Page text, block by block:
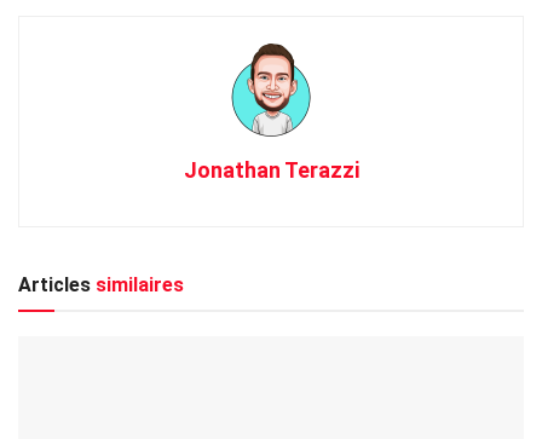
Jonathan Terazzi
Articles similaires